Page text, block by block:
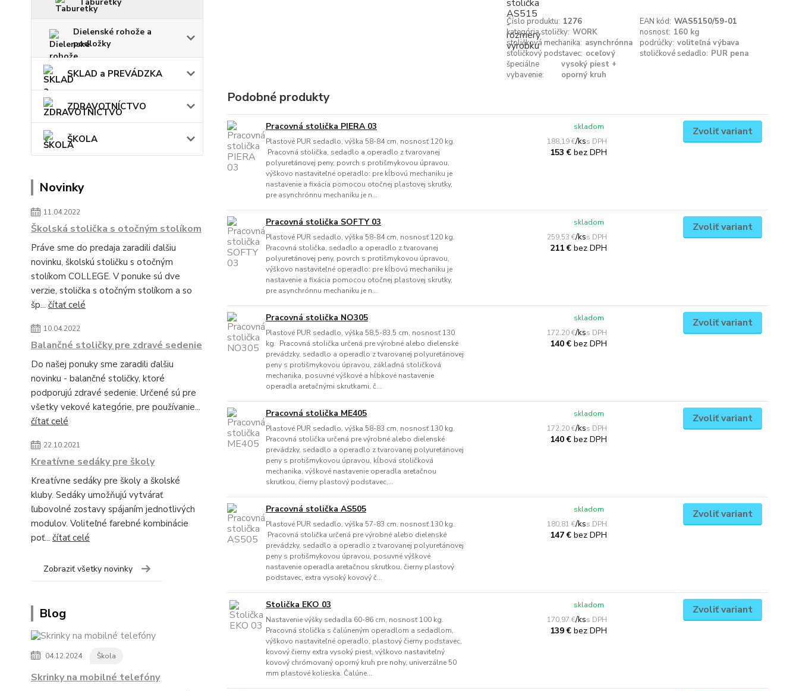
Dielenské rohože a
podložky
SKLAD a PREVÁDZKA
ZDRAVOTNÍCTVO
ŠKOLA
Novinky
11.04.2022
Školská stolička s otočným stolíkom
Práve sme do predaja zaradili ďalšiu
novinku, školskú stoličku s otočným
stolíkom COLLEGE. V ponuke sú dve
verzie, stolička s otočným stolíkom a so
šp... čítať celé
10.04.2022
Balančné stoličky pre zdravé sedenie
Do našej ponuky sme zaradili ďalšiu
novinku - balančné stoličky, ktoré
podporujú zdravé sedenie. Určené sú pre
všetky vekové kategórie, pre používanie...
čítať celé
22.10.2021
Kreatívne sedáky pre školy
Kreatívne sedáky pre školy a školské
kluby. Sedáky umožňujú vytvárať
ľubovolné zostavy spájaním jednotlivých
modulov. Voliteľné farebné kombinácie
poť... čítať celé
Zobraziť všetky novinky
Blog
04.12.2024 Škola
Skrinky na mobilné telefóny
Číslo produktu: 1276 EAN kód: WAS5150/59-01
kategória stoličky: WORK nosnosť: 160 kg
stoličková mechanika: asynchrónna podrúčky: voliteľná výbava
stoličkový podstavec: oceľový stoličkové sedadlo: PUR pena
špeciálne
vybavenie:
vysoký piest +
oporný kruh
Podobné produkty
Pracovná stolička PIERA 03
Plastové PUR sedadlo, výška 58-84 cm, nosnosť 120 kg.
Pracovná stolička, sedadlo a operadlo z tvarovanej
polyuretánovej peny, povrch s protišmykovou úpravou,
výškovo nastaviteľné operadlo: pre kĺbovú mechaniku je
nastavenie a fixácia pomocou otočnej plastovej skrutky,
pre asynchrónnu mechaniku je n...
188,19 €/ks
153 €bez DPH
skladom Zvoliť variant
Pracovná stolička SOFTY 03
Plastové PUR sedadlo, výška 58-84 cm, nosnosť 120 kg.
Pracovná stolička, sedadlo a operadlo z tvarovanej
polyuretánovej peny, povrch s protišmykovou úpravou,
výškovo nastaviteľné operadlo: pre kĺbovú mechaniku je
nastavenie a fixácia pomocou otočnej plastovej skrutky,
pre asynchrónnu mechaniku je n...
259,53 €/ks
211 €bez DPH
skladom Zvoliť variant
Pracovná stolička NO305
Plastové PUR sedadlo, výška 58,5-83,5 cm, nosnosť 130
kg. Pracovná stolička určená pre výrobné alebo dielenské
prevádzky, sedadlo a operadlo z tvarovanej polyuretánovej
peny s protišmykovou úpravou, základná stoličková
mechanika, posuvné výškové a hĺbkové nastavenie
operadla aretačnými skrutkami, č...
172,20 €/ks
140 €bez DPH
skladom Zvoliť variant
Pracovná stolička ME405
Plastové PUR sedadlo, výška 58-83 cm, nosnosť 130 kg.
Pracovná stolička určená pre výrobné alebo dielenské
prevádzky, sedadlo a operadlo z tvarovanej polyuretánovej
peny s protišmykovou úpravou, kĺbová stoličková
mechanika, výškové nastavenie operadla aretačnou
skrutkou, čierny plastový podstavec,...
172,20 €/ks
140 €bez DPH
skladom Zvoliť variant
Pracovná stolička AS505
Plastové PUR sedadlo, výška 57-83 cm, nosnosť 130 kg.
Pracovná stolička určená pre výrobné alebo dielenské
prevádzky, sedadlo a operadlo z tvarovanej polyuretánovej
peny s protišmykovou úpravou, posuvné výškové
nastavenie operadla aretačnou skrutkou, čierny plastový
podstavec, extra vysoký kovový č...
180,81 €/ks
147 €bez DPH
skladom Zvoliť variant
Stolička EKO 03
Nastavenie výšky sedadla 60-86 cm, nosnosť 100 kg.
Pracovná stolička s čalúneným operadlom a sedadlom,
výškovo nastaviteľné operadlo, plastový čierny podstavec,
kovový čierny extra vysoký piest, výškovo nastaviteľný
kovový chrómovaný oporný kruh pre nohy, univerzálne 50
mm plastové kolieska. Čalúne...
170,97 €/ks
139 €bez DPH
skladom Zvoliť variant